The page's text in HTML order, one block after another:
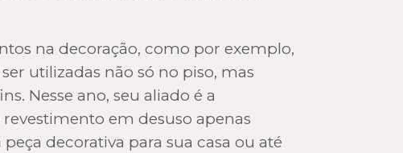
na decoração, como por exemplo,
utilizadas não só no piso, mas
Nesse ano, seu aliado é a
em desuso apenas
decorativa para sua casa ou até